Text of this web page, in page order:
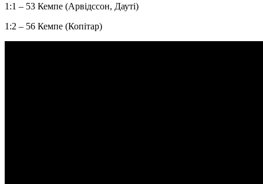
1:1 – 53 Кемпе (Арвідссон, Дауті)
1:2 – 56 Кемпе (Копітар)